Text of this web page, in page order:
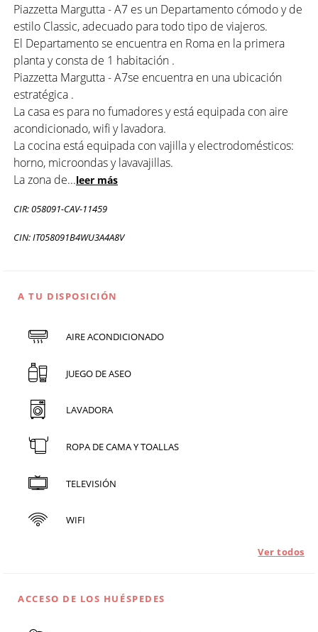
Piazzetta Margutta - A7 es un Departamento cómodo y de
estilo Classic, adecuado para todo tipo de viajeros.
El Departamento se encuentra en Roma en la primera
planta y consta de 1 habitación .
Piazzetta Margutta - A7se encuentra en una ubicación
estratégica .
La casa es para no fumadores y está equipada con aire
acondicionado, wifi y lavadora.
La cocina está equipada con vajilla y electrodomésticos:
horno, microondas y lavavajillas.
La zona de...leer más
CIR: 058091-CAV-11459
CIN: IT058091B4WU3A4A8V
A TU DISPOSICIÓN
AIRE ACONDICIONADO
JUEGO DE ASEO
LAVADORA
ROPA DE CAMA Y TOALLAS
TELEVISIÓN
WIFI
Ver todos
ACCESO DE LOS HUÉSPEDES